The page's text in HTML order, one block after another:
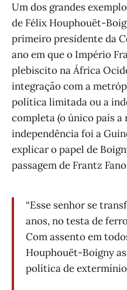
Um dos grandes
de Félix Houphouët-
primeiro presidente da
ano em que o Império
plebiscito na África
integração com a
política limitada ou a
completa (o único país a
independência foi a
explicar o papel de
passagem de Frantz
“Esse senhor se
anos, no testa de
Com assento em
Houphouët-Boigny
política de